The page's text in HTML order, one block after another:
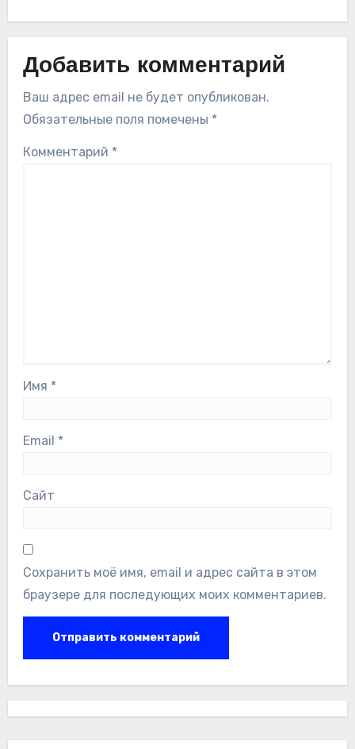
Добавить комментарий
Ваш адрес email не будет опубликован.
Обязательные поля помечены *
Комментарий *
Имя *
Email *
Сайт
Сохранить моё имя, email и адрес сайта в этом
браузере для последующих моих комментариев.